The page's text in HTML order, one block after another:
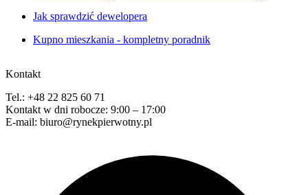
Jak sprawdzić dewelopera
Kupno mieszkania - kompletny poradnik
Kontakt
Tel.: +48 22 825 60 71
Kontakt w dni robocze: 9:00 – 17:00
E-mail: biuro@rynekpierwotny.pl